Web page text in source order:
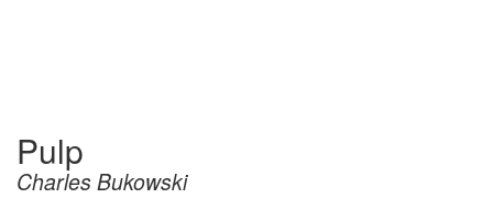
Pulp
Charles Bukowski